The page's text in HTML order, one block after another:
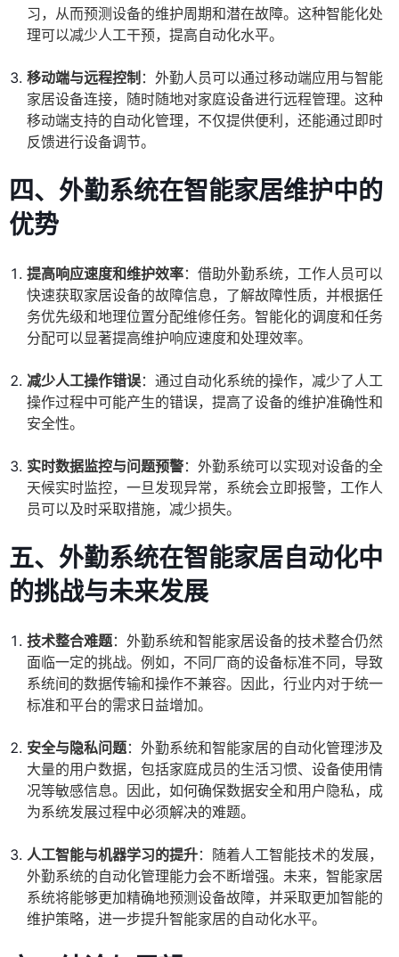
习，从而预测设备的维护周期和潜在故障。这种智能化处
理可以减少人工干预，提高自动化水平。
移动端与远程控制 ：外勤人员可以通过移动端应用与智能
家居设备连接，随时随地对家庭设备进行远程管理。这种
移动端支持的自动化管理，不仅提供便利，还能通过即时
反馈进行设备调节。
四、外勤系统在智能家居维护中的
优势
提高响应速度和维护效率：借助外勤系统，工作人员可以
快速获取家居设备的故障信息，了解故障性质，并根据任
务优先级和地理位置分配维修任务。智能化的调度和任务
分配可以显著提高维护响应速度和处理效率。
减少人工操作错误：通过自动化系统的操作，减少了人工
操作过程中可能产生的错误，提高了设备的维护准确性和
安全性。
实时数据监控与问题预警：外勤系统可以实现对设备的全
天候实时监控，一旦发现异常，系统会立即报警，工作人
员可以及时采取措施，减少损失。
五、外勤系统在智能家居自动化中
的挑战与未来发展
技术整合难题：外勤系统和智能家居设备的技术整合仍然
面临一定的挑战。例如，不同厂商的设备标准不同，导致
系统间的数据传输和操作不兼容。因此，行业内对于统一
标准和平台的需求日益增加。
安全与隐私问题：外勤系统和智能家居的自动化管理涉及
大量的用户数据，包括家庭成员的生活习惯、设备使用情
况等敏感信息。因此，如何确保数据安全和用户隐私，成
为系统发展过程中必须解决的难题。
人工智能与机器学习的提升：随着人工智能技术的发展，
外勤系统的自动化管理能力会不断增强。未来，智能家居
系统将能够更加精确地预测设备故障，并采取更加智能的
维护策略，进一步提升智能家居的自动化水平。